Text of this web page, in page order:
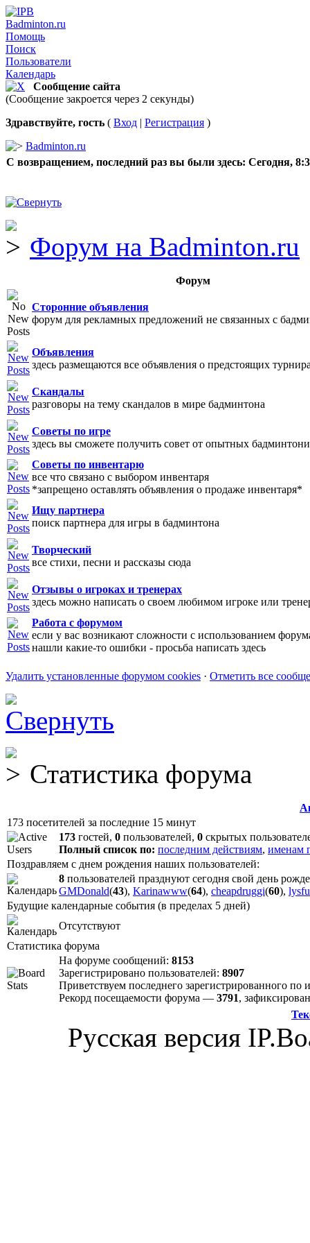
Badminton.ru
Помощь
Поиск
Пользователи
Календарь
Сообщение сайта
(Сообщение закроется через 2 секунды)
Здравствуйте, гость ( Вход | Регистрация )
Badminton.ru
С возвращением, последний раз вы были здесь: Сегодня,
Форум на Badminton.ru
Форум
Сторонние объявления
форум для рекламных предложений не связанных с
Объявления
здесь размещаются все объявления о предстоящих
Скандалы
разговоры на тему скандалов в мире бадминтона
Советы по игре
здесь вы сможете получить совет от опытных
Советы по инвентарю
все что связано с выбором инвентаря
*запрещено оставлять объявления о продаже инвентаря*
Ищу партнера
поиск партнера для игры в бадминтона
Творческий
все стихи, песни и рассказы сюда
Отзывы о игроках и тренерах
здесь можно написать о своем любимом игроке или
Работа с форумом
если у вас возникают сложности с использованием
нашли какие-то ошибки - просьба написать здесь
Удалить установленные форумом cookies · Отметить все
Статистика форума
173 посетителей за последние 15 минут
173 гостей, 0 пользователей, 0 скрытых
Полный список по: последним действиям, именам
Поздравляем с днем рождения наших пользователей:
8 пользователей празднуют сегодня свой день
GMDonald(43), Karinawww(64), cheapdruggi(60),
Будущие календарные события (в пределах 5 дней)
Отсутствуют
Статистика форума
На форуме сообщений: 8153
Зарегистрировано пользователей: 8907
Приветствуем последнего зарегистрированного по
Рекорд посещаемости форума — 3791,
Русская версия